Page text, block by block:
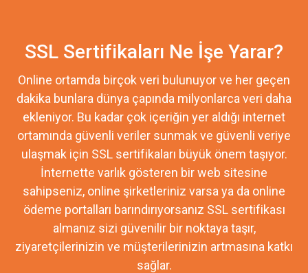
SSL Sertifikaları Ne İşe Yarar?
Online ortamda birçok veri bulunuyor ve her geçen
dakika bunlara dünya çapında milyonlarca veri daha
ekleniyor. Bu kadar çok içeriğin yer aldığı internet
ortamında güvenli veriler sunmak ve güvenli veriye
ulaşmak için SSL sertifikaları büyük önem taşıyor.
İnternette varlık gösteren bir web sitesine
sahipseniz, online şirketleriniz varsa ya da online
ödeme portalları barındırıyorsanız SSL sertifikası
almanız sizi güvenilir bir noktaya taşır,
ziyaretçilerinizin ve müşterilerinizin artmasına katkı
sağlar.